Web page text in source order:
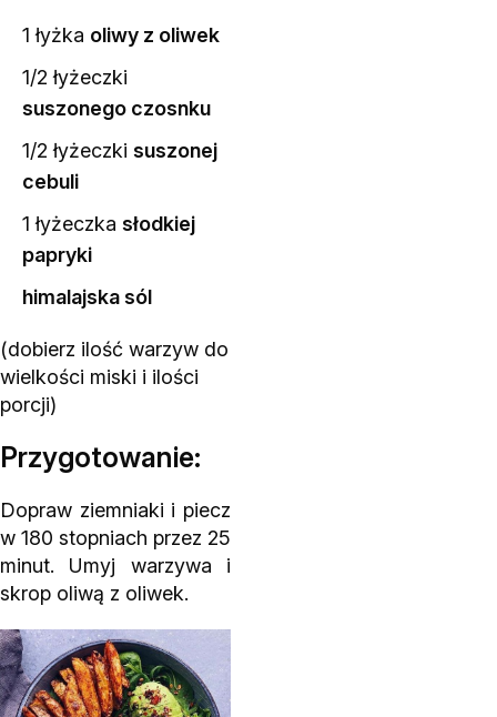
1 łyżka oliwy z oliwek
1/2 łyżeczki
suszonego czosnku
1/2 łyżeczki suszonej
cebuli
1 łyżeczka słodkiej
papryki
himalajska sól
(dobierz ilość warzyw do
wielkości miski i ilości
porcji)
Przygotowanie:
Dopraw ziemniaki i piecz
w 180 stopniach przez 25
minut. Umyj warzywa i
skrop oliwą z oliwek.